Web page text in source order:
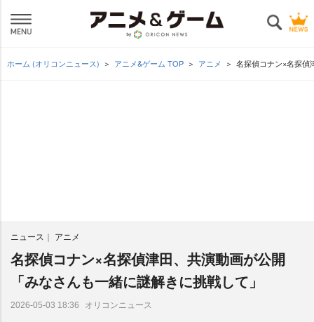
ホーム (オリコンニュース) アニメ&ゲーム TOP アニメ 名探偵コナン×名探偵
ニュース アニメ
名探偵コナン×名探偵津田、共演動画が公開
「みなさんも一緒に謎解きに挑戦して」
2026-05-03 18:36 オリコンニュース